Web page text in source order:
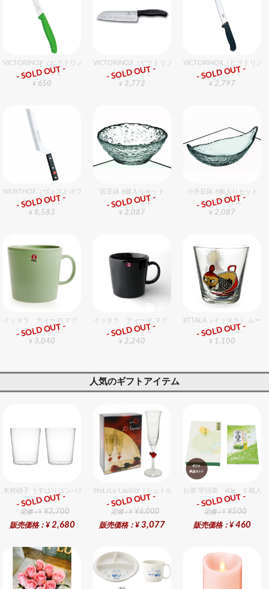
VICTORINOX（ビクトリノックス） トマト・ベジタブルナイフ gN 11cm
包丁・ハサミ
¥ 650
- SOLD OUT -
VICTORINOX（ビクトリノックス） 三徳包丁プラス 17cm
包丁・ハサミ
¥ 3,772
- SOLD OUT -
VICTORINOX（ビクトリノ
包丁・ハサミ
¥ 2,797
- SOLD OUT -
WUSTHOF（ヴュストホフ） クラシック チーズナイフ 18cm
包丁・ハサミ
¥ 8,583
- SOLD OUT -
岩豆鉢 6個入りセット
グラスバリエ
¥ 2,087
- SOLD OUT -
小舟豆鉢 6個入りセット
グラスバリエ
¥ 2,087
- SOLD OUT -
イッタラ ティーマ マグ 400cc セラドングリーン
グラスバリエ
¥ 3,040
- SOLD OUT -
イッタラ ティーマ マグ 300cc ブラック
グラスバリエ
¥ 2,240
- SOLD OUT -
IITTALA（イッタラ） ムー
グラスバリエ
¥ 1,100
- SOLD OUT -
人気のギフトアイテム
木村硝子 うすはりコンパクト270cc オールドグラスギフトセット（2個入り）
ギフト
定価：¥ ¥2,700
販売価格：¥ 2,680
- SOLD OUT -
StoLzLe LauSitz（シュトルツル ラウンジッツ） アモーレ
ギフト
定価：¥ ¥6,000
販売価格：¥ 3,077
- SOLD OUT -
お茶 宇治茶 40g １箱入セ
ギフト
定価：¥ ¥500
販売価格：¥ 460
- SOLD OUT -